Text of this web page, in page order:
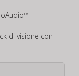
di visione con